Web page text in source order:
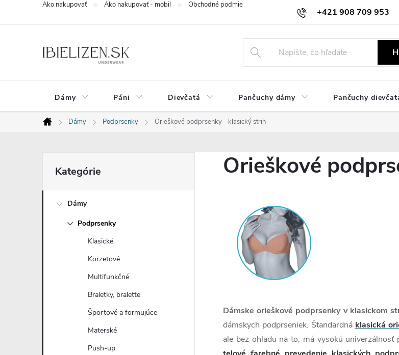
+421 908 709 953
Ako nakupovať Ako nakupovať - mobil Obchodné podmienky
Dámy Páni Dievčatá Pančuchy dámy Pančuchy
Domov
Dámy Podprsenky Orieškové podprsenky - klasický strih
o
kategórie
Kategórie
Dámy
Podprsenky
Klasické
Korzetové
Multifunkčné
Braletky, bralette
Športové a formujúce
Materské
Push-up
Orieškové
Dámske orieškové podprsenky v klasickom
dámskych podprseniek. Štandardná klasická
ale bez ohľadu na to, má vysokú